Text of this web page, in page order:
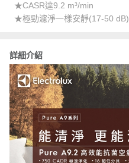
★CASR達9.2 m³/min
★極勁濾淨一樣安靜(17-50 dB)
詳細介紹